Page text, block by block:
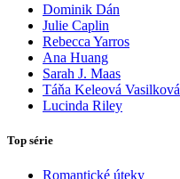
Dominik Dán
Julie Caplin
Rebecca Yarros
Ana Huang
Sarah J. Maas
Táňa Keleová Vasilková
Lucinda Riley
Top série
Romantické úteky